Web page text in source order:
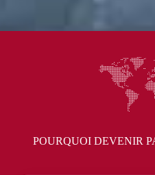
POURQUOI DEVENIR